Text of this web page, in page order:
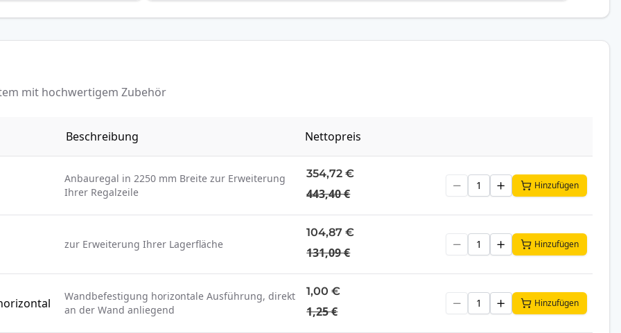
mit hochwertigem Zubehör
Beschreibung Nettopreis
Anbauregal in 2250 mm Breite zur Erweiterung
Ihrer Regalzeile
354,72 €
443,40 €
Hinzufügen
zur Erweiterung Ihrer Lagerfläche
104,87 €
131,09 €
Hinzufügen
Wandbefestigung horizontale Ausführung, direkt
an der Wand anliegend
1,00 €
1,25 €
Hinzufügen